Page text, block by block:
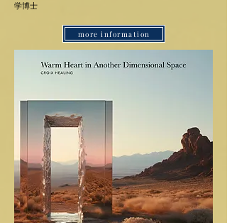
学博士
more information